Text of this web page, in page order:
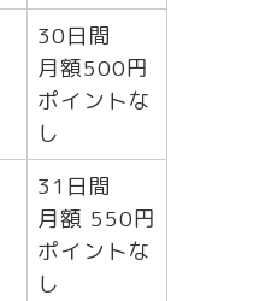
30日間
月額500円
ポイントな
し
31日間
月額 550円
ポイントな
し